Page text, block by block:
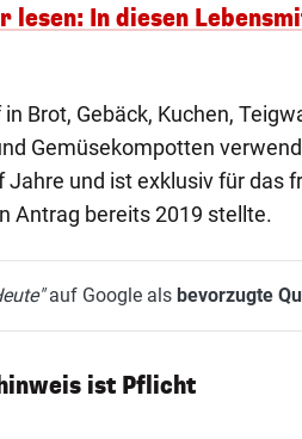
lesen: In diesen
in Brot, Gebäck, Kuchen,
Gemüsekompotten
Jahre und ist exklusiv für das
Antrag bereits 2019 stellte.
auf Google als bevorzugte
ist Pflicht